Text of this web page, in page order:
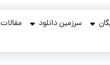
سرزمین دانلود مقالات